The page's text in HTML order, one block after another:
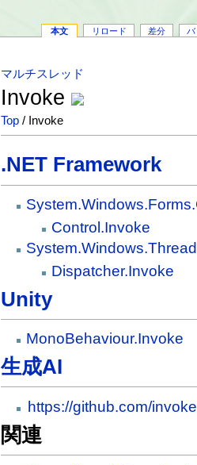
本文 リロード 差分 バ
マルチスレッド
Invoke
Top / Invoke
.NET Framework
Control.Invoke
Dispatcher.Invoke
Unity
MonoBehaviour.Invoke
生成AI
https://github.com/
関連